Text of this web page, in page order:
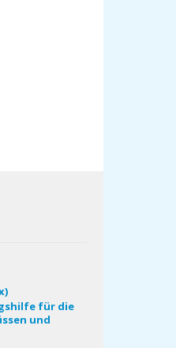
für die
und